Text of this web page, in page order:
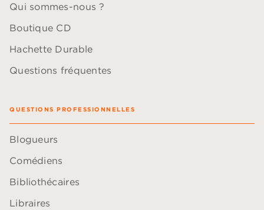
Qui sommes-nous ?
Boutique CD
Hachette Durable
Questions fréquentes
QUESTIONS PROFESSIONNELLES
Blogueurs
Comédiens
Bibliothécaires
Libraires